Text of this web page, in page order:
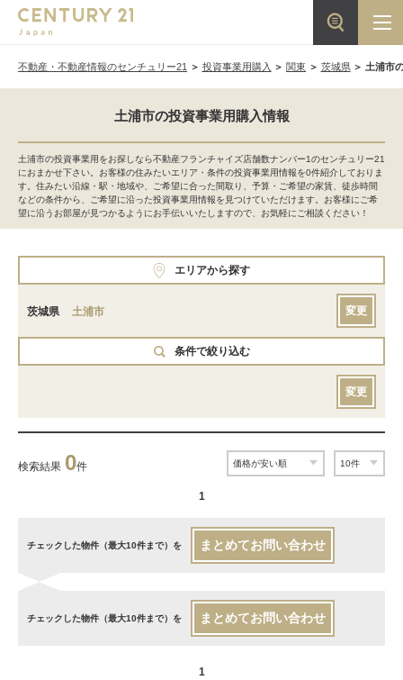
不動産・不動産情報のセンチュリー21 投資事業用購入 関東 茨城県 土浦市
土浦市の投資事業用購入情報
土浦市の投資事業用をお探しなら不動産フランチャイズ店舗数ナンバー1のセンチュリー21
におまかせ下さい。お客様の住みたいエリア・条件の投資事業用情報を0件紹介しておりま
す。住みたい沿線・駅・地域や、ご希望に合った間取り、予算・ご希望の家賃、徒歩時間
などの条件から、ご希望に沿った投資事業用情報を見つけていただけます。お客様にご希
望に沿うお部屋が見つかるようにお手伝いいたしますので、お気軽にご相談ください！
エリアから探す
茨城県 土浦市 変更
条件で絞り込む
変更
検索結果 0件
1
チェックした物件（最大10件まで）を まとめてお問い合わせ
チェックした物件（最大10件まで）を まとめてお問い合わせ
1